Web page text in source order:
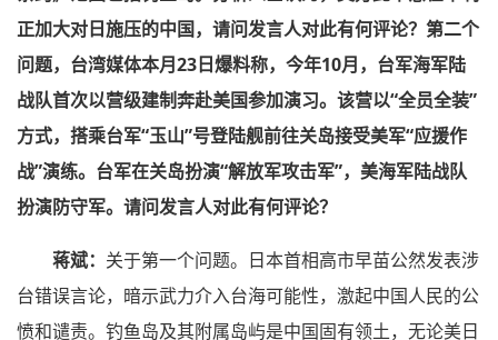
正加大对日施压的中国，请问发言人对此有何评论？ 第二个
问题，台湾媒体本月23日爆料称，今年10月，台军海军陆
战队首次以营级建制奔赴美国参加演习。该营以“全员全装”
方式，搭乘台军“玉山”号登陆舰前往关岛接受美军“应援作
战”演练。台军在关岛扮演“解放军攻击军”，美海军陆战队
扮演防守军。请问发言人对此有何评论？
蒋斌： 关于第一个问题。日本首相高市早苗公然发表涉
台错误言论，暗示武力介入台海可能性，激起中国人民的公
愤和谴责。钓鱼岛及其附属岛屿是中国固有领土，无论美日